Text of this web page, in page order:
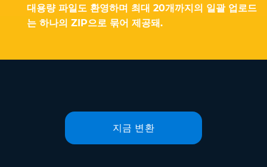
대용량 파일도 환영하며 최대 20개까지의 일괄 업로드
는 하나의 ZIP으로 묶어 제공돼.
지금 변환